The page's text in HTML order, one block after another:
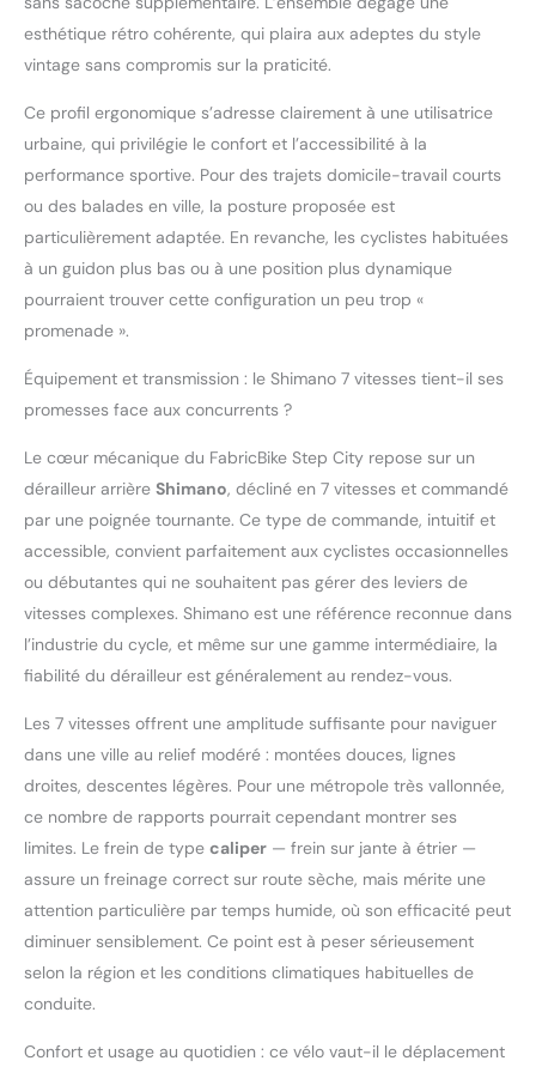
esthétique rétro cohérente, qui plaira aux adeptes du style
vintage sans compromis sur la praticité.
Ce profil ergonomique s’adresse clairement à une utilisatrice
urbaine, qui privilégie le confort et l’accessibilité à la
performance sportive. Pour des trajets domicile-travail courts
ou des balades en ville, la posture proposée est
particulièrement adaptée. En revanche, les cyclistes habituées
à un guidon plus bas ou à une position plus dynamique
pourraient trouver cette configuration un peu trop «
promenade ».
Équipement et transmission : le Shimano 7 vitesses tient-il ses
promesses face aux concurrents ?
Le cœur mécanique du FabricBike Step City repose sur un
dérailleur arrière Shimano, décliné en 7 vitesses et commandé
par une poignée tournante. Ce type de commande, intuitif et
accessible, convient parfaitement aux cyclistes occasionnelles
ou débutantes qui ne souhaitent pas gérer des leviers de
vitesses complexes. Shimano est une référence reconnue dans
l’industrie du cycle, et même sur une gamme intermédiaire, la
fiabilité du dérailleur est généralement au rendez-vous.
Les 7 vitesses offrent une amplitude suffisante pour naviguer
dans une ville au relief modéré : montées douces, lignes
droites, descentes légères. Pour une métropole très vallonnée,
ce nombre de rapports pourrait cependant montrer ses
limites. Le frein de type caliper — frein sur jante à étrier —
assure un freinage correct sur route sèche, mais mérite une
attention particulière par temps humide, où son efficacité peut
diminuer sensiblement. Ce point est à peser sérieusement
selon la région et les conditions climatiques habituelles de
conduite.
Confort et usage au quotidien : ce vélo vaut-il le déplacement